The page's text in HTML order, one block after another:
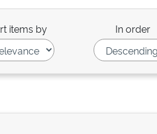
items by In order